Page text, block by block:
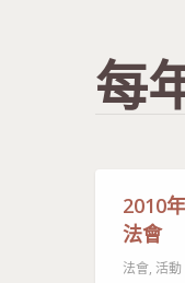
每
2010
法會
法會, 活動